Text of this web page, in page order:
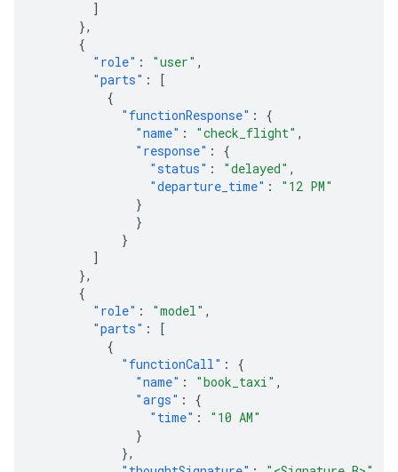
]
},
{
"role" : "user" ,
"parts" :
[
{
"functionResponse" :
{
"name" : "check_flight" ,
"response" :
{
"status" : "delayed" ,
"departure_time" :
"12 PM"
}
}
}
]
},
{
"role" : "model" ,
"parts" :
[
{
"functionCall" :
{
"name" : "book_taxi" ,
"args" :
{
"time" :
"10 AM"
}
},